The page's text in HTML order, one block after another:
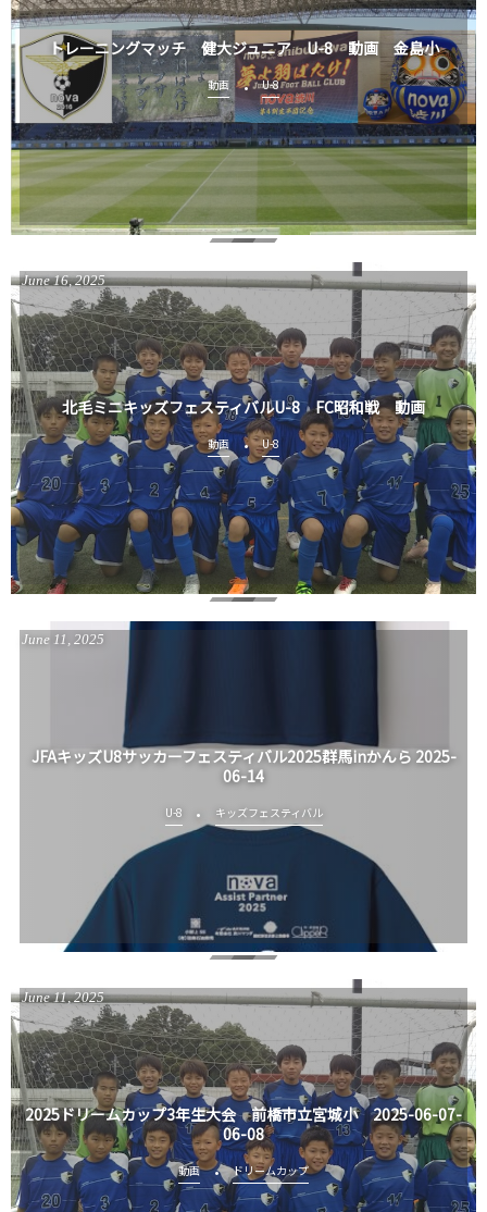
トレーニングマッチ 健大ジュニア U-8 動画 金島小
動画 U-8
北毛ミニキッズフェスティバルU-8 FC昭和戦 動画
June 16,2025
動画 U-8
JFAキッズU8サッカーフェスティバル2025群馬inかんら 2025-
06-14
June 11 2025
U-8 キッズフェスティバル
2025ドリームカップ3年生大会 前橋市立宮城小 2025-06-07-
06-08
June 11,2025
動画 ドリームカップ